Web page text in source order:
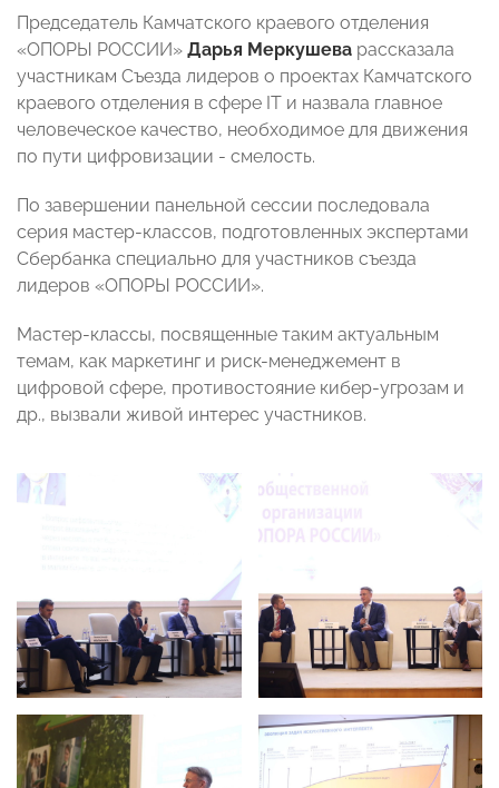
Председатель Камчатского краевого отделения
«ОПОРЫ РОССИИ» Дарья Меркушева рассказала
участникам Съезда лидеров о проектах Камчатского
краевого отделения в сфере IT и назвала главное
человеческое качество, необходимое для движения
по пути цифровизации - смелость.
По завершении панельной сессии последовала
серия мастер-классов, подготовленных экспертами
Сбербанка специально для участников съезда
лидеров «ОПОРЫ РОССИИ».
Мастер-классы, посвященные таким актуальным
темам, как маркетинг и риск-менеджемент в
цифровой сфере, противостояние кибер-угрозам и
др., вызвали живой интерес участников.